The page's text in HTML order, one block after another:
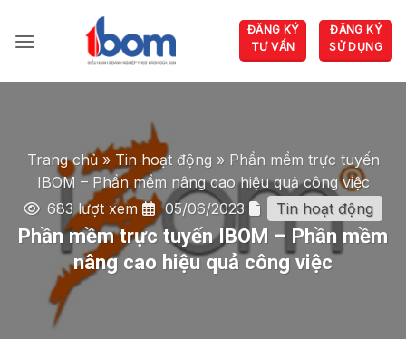
qua
dung
ĐĂNG KÝ
TƯ VẤN
ĐĂNG KÝ
SỬ DỤNG
Trang chủ» Tin hoạt động » Phần mềm trực tuyến
IBOM – Phần mềm nâng cao hiệu quả công việc
683 lượt xem
05/06/2023 Tin hoạt động
Phần mềm trực tuyến IBOM – Phần mềm
nâng cao hiệu quả công việc